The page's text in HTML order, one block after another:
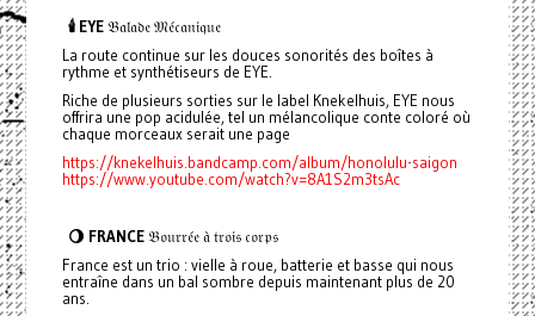
🕯️ EYE𝔅𝔞𝔩𝔞𝔡𝔢 𝔐𝔢́𝔠𝔞𝔫𝔦𝔮𝔲𝔢
La route continue sur les douces sonorités des boîtes à
rythme et synthétiseurs de EYE.
Riche de plusieurs sorties sur le label Knekelhuis, EYE nous
offrira une pop acidulée, tel un mélancolique conte coloré où
chaque morceaux serait une page
https://knekelhuis.bandcamp.com/album/honolulu-saigon
https://www.youtube.com/watch?v=8A1S2m3tsAc
🌖 FRANCE𝔅𝔬𝔲𝔯𝔯𝔢́𝔢 𝔞̀ 𝔱𝔯𝔬𝔦𝔰 𝔠𝔬𝔯𝔭𝔰
France est un trio : vielle à roue, batterie et basse qui nous
entraîne dans un bal sombre depuis maintenant plus de 20
ans.